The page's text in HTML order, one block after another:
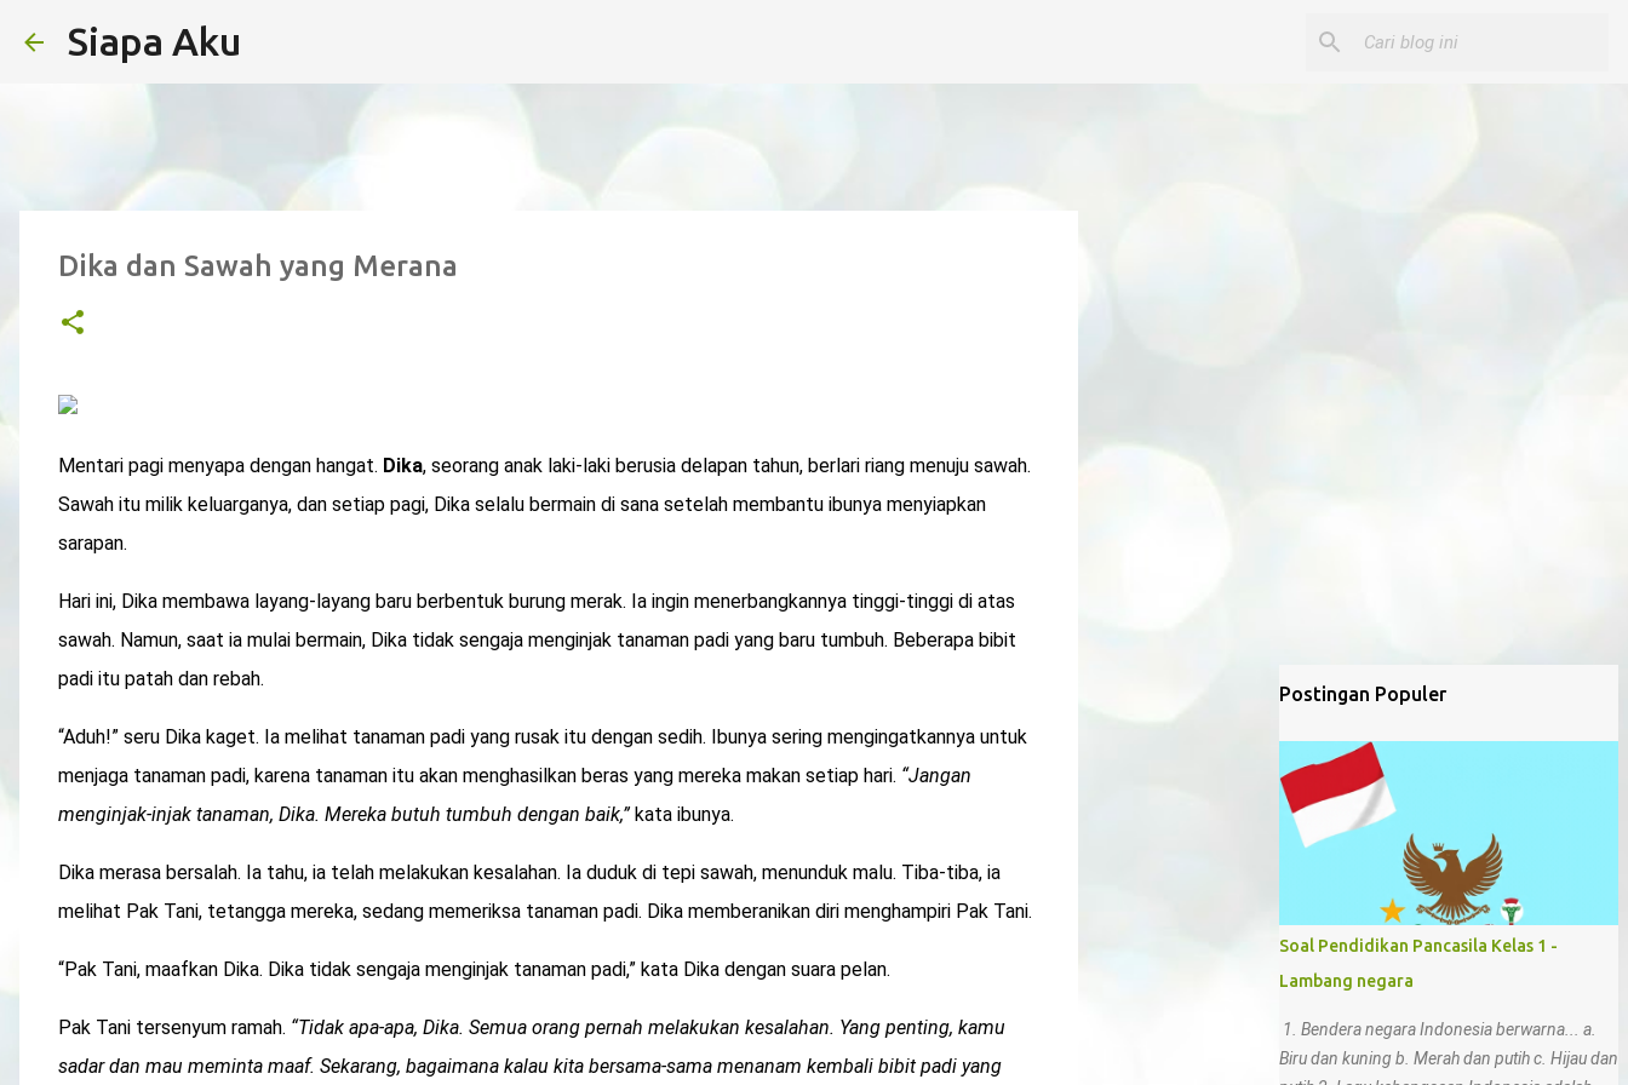
Siapa Aku
Dika dan Sawah yang Merana
Mentari pagi menyapa dengan hangat. Dika, seorang anak laki-laki berusia delapan tahun, berlari riang menuju sawah.
Sawah itu milik keluarganya, dan setiap pagi, Dika selalu bermain di sana setelah membantu ibunya menyiapkan
sarapan.
Hari ini, Dika membawa layang-layang baru berbentuk burung merak. Ia ingin menerbangkannya tinggi-tinggi di atas
sawah. Namun, saat ia mulai bermain, Dika tidak sengaja menginjak tanaman padi yang baru tumbuh. Beberapa bibit
padi itu patah dan rebah.
“Aduh!” seru Dika kaget. Ia melihat tanaman padi yang rusak itu dengan sedih. Ibunya sering mengingatkannya untuk
menjaga tanaman padi, karena tanaman itu akan menghasilkan beras yang mereka makan setiap hari. “Jangan
menginjak-injak tanaman, Dika. Mereka butuh tumbuh dengan baik,”kata ibunya.
Dika merasa bersalah. Ia tahu, ia telah melakukan kesalahan. Ia duduk di tepi sawah, menunduk malu. Tiba-tiba, ia
melihat Pak Tani, tetangga mereka, sedang memeriksa tanaman padi. Dika memberanikan diri menghampiri Pak Tani.
“Pak Tani, maafkan Dika. Dika tidak sengaja menginjak tanaman padi,” kata Dika dengan suara pelan.
Pak Tani tersenyum ramah. “Tidak apa-apa, Dika. Semua orang pernah melakukan kesalahan. Yang penting, kamu
sadar dan mau meminta maaf. Sekarang, bagaimana kalau kita bersama-sama menanam kembali bibit padi yang
Postingan Populer
Soal Pendidikan Pancasila Kelas 1 -
Lambang negara
1. Bendera negara Indonesia berwarna... a.
Biru dan kuning b. Merah dan putih c. Hijau dan